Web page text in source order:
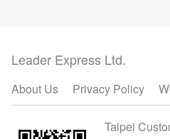
Leader Express Ltd.
About Us Privacy Policy
Taipei